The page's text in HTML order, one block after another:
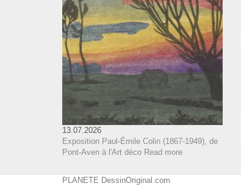
13.07.2026
Exposition Paul-Émile Colin (1867-1949), de
Pont-Aven à l'Art déco Read more
PLANETE DessinOriginal.com